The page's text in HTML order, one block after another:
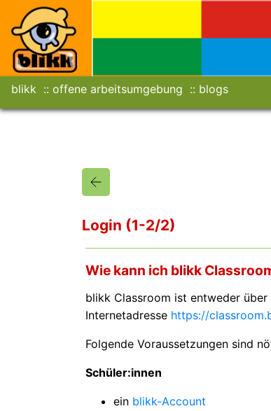
blikk offene arbeitsumgebung blogs
Login (1-2/2)
Wie kann ich blikk
blikk Classroom ist entweder
Internetadresse https://
Folgende Voraussetzungen sind
Schüler:innen
ein blikk-Account